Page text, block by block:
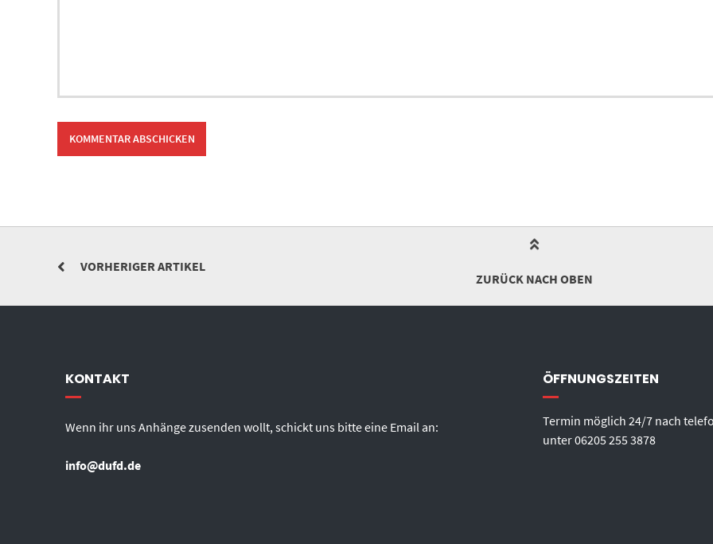
VORHERIGER ARTIKEL
ZURÜCK NACH OBEN
KONTAKT
Wenn ihr uns Anhänge zusenden wollt, schickt uns bitte eine Email an:
info@dufd.de
ÖFFNUNGSZEITEN
Termin möglich 24/7 nach
unter06205 255 3878